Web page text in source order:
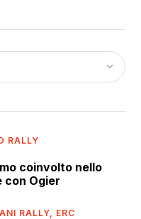
RALLY
coinvolto nello
Ogier
RALLY, ERC